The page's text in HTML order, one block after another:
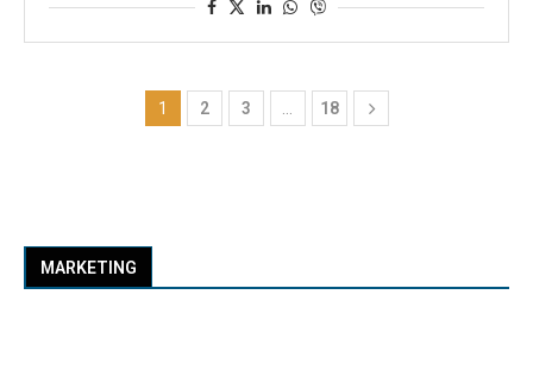
1 2 3 … 18
MARKETING